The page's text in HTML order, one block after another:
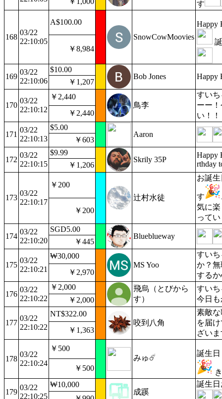
す
168
03/22
22:10:05
A$100.00
SnowCowMoovies
Happy
￥8,984
169
03/22
22:10:06
$10.00
Bob Jones
Happy
￥1,207
170
03/22
22:10:12
￥2,440
鳥李
すい
ーー
い！！
￥2,440
171
03/22
22:10:13
$5.00
Aaron
￥603
172
03/22
22:10:15
$9.99
Skrily 35P
Happy
rthday
￥1,206
173
03/22
22:10:17
￥200
辻村水徒
お誕
す
気に
って
￥200
174
03/22
22:10:20
SGD5.00
Blueblueway
￥445
175
03/22
22:10:21
₩30,000
MS Yoo
すい
か？
する
￥2,970
176
03/22
22:10:22
￥2,000
飛烏（とびから
す）
すい
今日
￥2,000
177
03/22
22:10:22
NT$322.00
咬到八角
素敵
を届
ざい
￥1,363
178
03/22
22:10:24
￥500
みゅ☄️
誕生
￥500
179
03/22
22:10:25
₩10,000
成蹊
誕生